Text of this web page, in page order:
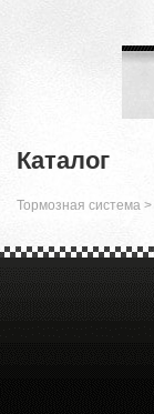
Каталог
Тормозная система >